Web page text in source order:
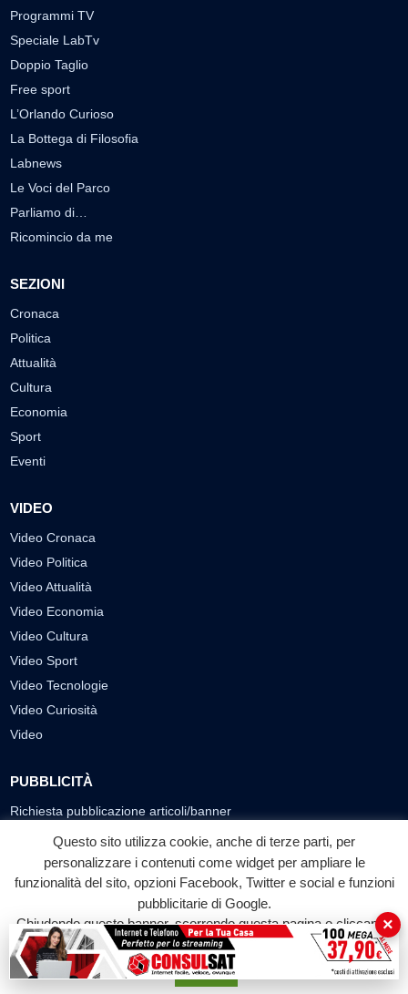
Programmi TV
Speciale LabTv
Doppio Taglio
Free sport
L’Orlando Curioso
La Bottega di Filosofia
Labnews
Le Voci del Parco
Parliamo di…
Ricomincio da me
SEZIONI
Cronaca
Politica
Attualità
Cultura
Economia
Sport
Eventi
VIDEO
Video Cronaca
Video Politica
Video Attualità
Video Economia
Video Cultura
Video Sport
Video Tecnologie
Video Curiosità
Video
PUBBLICITÀ
Richiesta pubblicazione articoli/banner
SEGUICI SUI SOCIAL
f
Facebook
◎ ▶
YouTube
© 2026 LABTV - Tutti i diritti riservati
Questo sito utilizza cookie, anche di terze parti, per
personalizzare i contenuti come widget per ampliare le
funzionalità del sito, opzioni Facebook, Twitter e social e funzioni
pubblicitarie di Google.
Chiudendo questo banner, scorrendo questa pagina o cliccando
su qualunque suo elemento acconsenti all'uso dei cookie.
Accetta
×